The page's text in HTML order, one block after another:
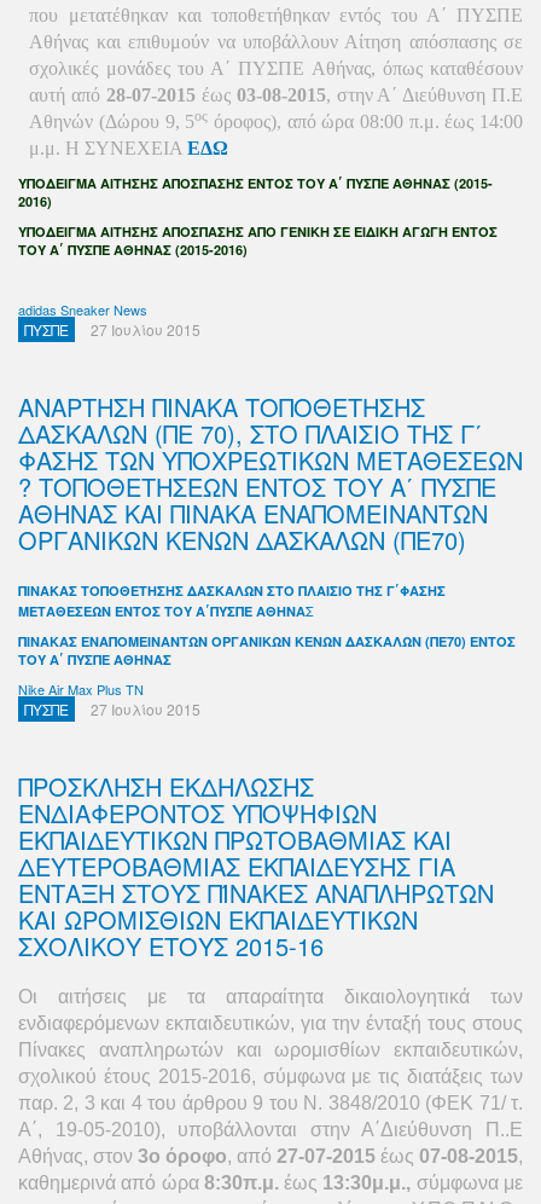
που μετατέθηκαν και τοποθετήθηκαν εντός του Α΄ ΠΥΣΠΕ
Αθήνας και επιθυμούν να υποβάλλουν Αίτηση απόσπασης σε
σχολικές μονάδες του Α΄ ΠΥΣΠΕ Αθήνας, όπως καταθέσουν
αυτή από 28-07-2015 έως 03-08-2015, στην Α΄ Διεύθυνση Π.Ε
Αθηνών (Δώρου 9, 5ος όροφος), από ώρα 08:00 π.μ. έως 14:00
μ.μ. Η ΣΥΝΕΧΕΙΑΕΔΩ
ΥΠΟΔΕΙΓΜΑ ΑΙΤΗΣΗΣ ΑΠΟΣΠΑΣΗΣ ΕΝΤΟΣ ΤΟΥ Α΄ ΠΥΣΠΕ ΑΘΗΝΑΣ (2015-
2016)
ΥΠΟΔΕΙΓΜΑ ΑΙΤΗΣΗΣ ΑΠΟΣΠΑΣΗΣ ΑΠΟ ΓΕΝΙΚΗ ΣΕ ΕΙΔΙΚΗ ΑΓΩΓΗ ΕΝΤΟΣ
ΤΟΥ Α΄ ΠΥΣΠΕ ΑΘΗΝΑΣ (2015-2016)
adidas Sneaker News
ΠΥΣΠΕ 27 Ιουλίου 2015
ΑΝΑΡΤΗΣΗ ΠΙΝΑΚΑ ΤΟΠΟΘΕΤΗΣΗΣ
ΔΑΣΚΑΛΩΝ (ΠΕ 70), ΣΤΟ ΠΛΑΙΣΙΟ ΤΗΣ Γ΄
ΦΑΣΗΣ ΤΩΝ ΥΠΟΧΡΕΩΤΙΚΩΝ ΜΕΤΑΘΕΣΕΩΝ
? ΤΟΠΟΘΕΤΗΣΕΩΝ ΕΝΤΟΣ ΤΟΥ Α΄ ΠΥΣΠΕ
ΑΘΗΝΑΣ ΚΑΙ ΠΙΝΑΚΑ ΕΝΑΠΟΜΕΙΝΑΝΤΩΝ
ΟΡΓΑΝΙΚΩΝ ΚΕΝΩΝ ΔΑΣΚΑΛΩΝ (ΠΕ70)
ΠΙΝΑΚΑΣ ΤΟΠΟΘΕΤΗΣΗΣ ΔΑΣΚΑΛΩΝ ΣΤΟ ΠΛΑΙΣΙΟ ΤΗΣ Γ΄ΦΑΣΗΣ
ΜΕΤΑΘΕΣΕΩΝ ΕΝΤΟΣ ΤΟΥ Α΄ΠΥΣΠΕ ΑΘΗΝΑΣ
ΠΙΝΑΚΑΣ ΕΝΑΠΟΜΕΙΝΑΝΤΩΝ ΟΡΓΑΝΙΚΩΝ ΚΕΝΩΝ ΔΑΣΚΑΛΩΝ (ΠΕ70) ΕΝΤΟΣ
ΤΟΥ Α΄ ΠΥΣΠΕ ΑΘΗΝΑΣ
Nike Air Max Plus TN
ΠΥΣΠΕ 27 Ιουλίου 2015
ΠΡΟΣΚΛΗΣΗ ΕΚΔΗΛΩΣΗΣ
ΕΝΔΙΑΦΕΡΟΝΤΟΣ ΥΠΟΨΗΦΙΩΝ
ΕΚΠΑΙΔΕΥΤΙΚΩΝ ΠΡΩΤΟΒΑΘΜΙΑΣ ΚΑΙ
ΔΕΥΤΕΡΟΒΑΘΜΙΑΣ ΕΚΠΑΙΔΕΥΣΗΣ ΓΙΑ
ΕΝΤΑΞΗ ΣΤΟΥΣ ΠΊΝΑΚΕΣ ΑΝΑΠΛΗΡΩΤΩΝ
ΚΑΙ ΩΡΟΜΙΣΘΙΩΝ ΕΚΠΑΙΔΕΥΤΙΚΩΝ
ΣΧΟΛΙΚΟΥ ΕΤΟΥΣ 2015-16
Οι αιτήσεις με τα απαραίτητα δικαιολογητικά των
ενδιαφερόμενων εκπαιδευτικών, για την ένταξή τους στους
Πίνακες αναπληρωτών και ωρομισθίων εκπαιδευτικών,
σχολικού έτους 2015-2016, σύμφωνα με τις διατάξεις των
παρ. 2, 3 και 4 του άρθρου 9 του Ν. 3848/2010 (ΦΕΚ 71/ τ.
Α΄, 19-05-2010), υποβάλλονται στην Α΄Διεύθυνση Π..Ε
Αθήνας, στον 3ο όροφο, από 27-07-2015 έως 07-08-2015,
καθημερινά από ώρα 8:30π.μ.έως 13:30μ.μ., σύμφωνα με